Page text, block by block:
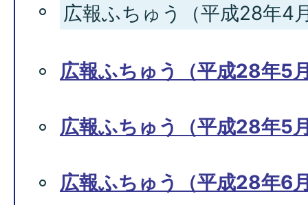
広報ふちゅう（平成28年4
広報ふちゅう（平成28年5
広報ふちゅう（平成28年5
広報ふちゅう（平成28年6